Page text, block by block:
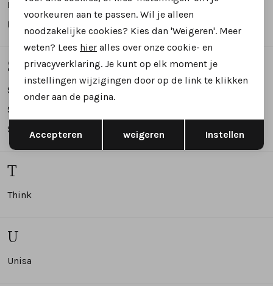
Rehab
Rohde
Rollie
S
Semerdjian
Sioux
Solidus
Sun68
T
Think
U
Unisa
Terug Opslaan
voorkeuren aan te passen. Wil je alleen
noodzakelijke cookies? Kies dan 'Weigeren'. Meer
weten? Lees hier alles over onze cookie- en
privacyverklaring. Je kunt op elk moment je
instellingen wijzigingen door op de link te klikken
onder aan de pagina.
Accepteren weigeren Instellen